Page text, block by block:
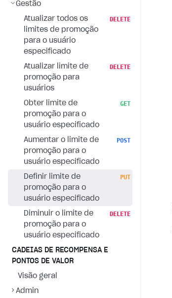
Gestão
Atualizar todos os
limites de promoção
para o usuário
especificado
DELETE
Atualizar limite de
promoção para
usuários
DELETE
Obter limite de
promoção para o
usuário especificado
GET
Aumentar o limite de
promoção para o
usuário especificado
POST
Definir limite de
promoção para o
usuário especificado
PUT
Diminuir o limite de
promoção para o
usuário especificado
DELETE
CADEIAS DE RECOMPENSA E
PONTOS DE VALOR
Visão geral
Admin